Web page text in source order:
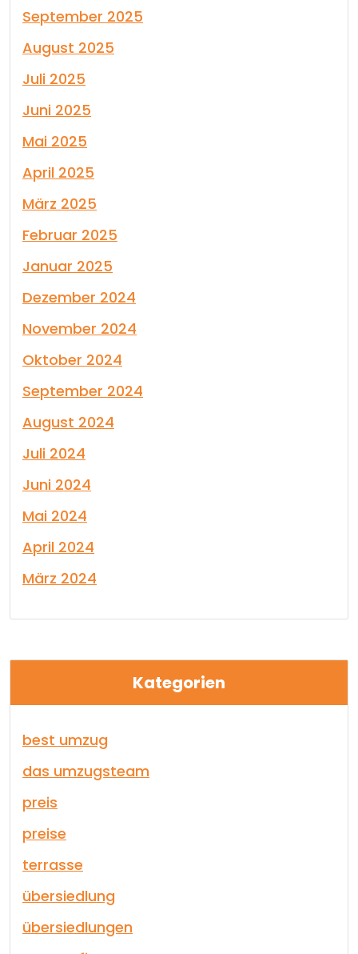
September 2025
August 2025
Juli 2025
Juni 2025
Mai 2025
April 2025
März 2025
Februar 2025
Januar 2025
Dezember 2024
November 2024
Oktober 2024
September 2024
August 2024
Juli 2024
Juni 2024
Mai 2024
April 2024
März 2024
Kategorien
best umzug
das umzugsteam
preis
preise
terrasse
übersiedlung
übersiedlungen